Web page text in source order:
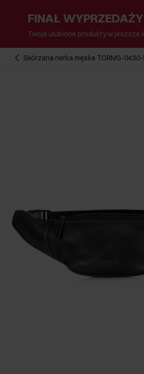
FINAŁ
Twoje ulubione produkty w jeszcze
Skórzana nerka męska TORMS-